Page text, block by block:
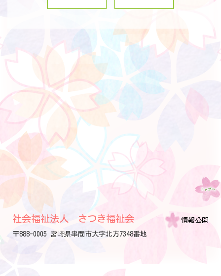
社会福祉法人 さつき福祉会
〒888-0005 宮崎県串間市大字北方7348番地
情報公開